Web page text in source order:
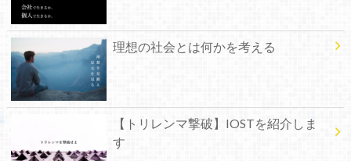
理想の社会とは何かを考える
【トリレンマ撃破】IOSTを紹介しま
す